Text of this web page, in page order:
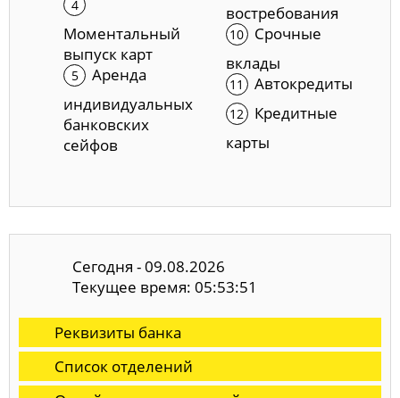
Моментальный
выпуск карт
Аренда
индивидуальных
банковских
сейфов
востребования
Срочные
вклады
Автокредиты
Кредитные
карты
Сегодня - 09.08.2026
Текущее время: 05:53:52
Реквизиты банка
Список отделений